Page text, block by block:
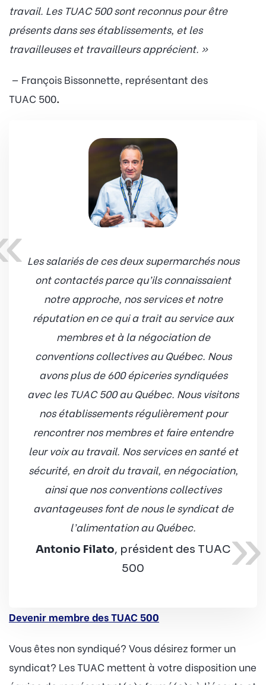
travail. Les TUAC 500 sont reconnus pour être
présents dans ses établissements, et les
travailleuses et travailleurs apprécient. »
— François Bissonnette, représentant des
TUAC 500.
»
Les salariés de ces deux supermarchés nous
ont contactés parce qu’ils connaissaient
notre approche, nos services et notre
réputation en ce qui a trait au service aux
membres et à la négociation de
conventions collectives au Québec. Nous
avons plus de 600 épiceries syndiquées
avec les TUAC 500 au Québec. Nous visitons
nos établissements régulièrement pour
rencontrer nos membres et faire entendre
leur voix au travail. Nos services en santé et
sécurité, en droit du travail, en négociation,
ainsi que nos conventions collectives
avantageuses font de nous le syndicat de
l’alimentation au Québec.
Antonio Filato, président des TUAC
500
Devenir membre des TUAC 500
Vous êtes non syndiqué? Vous désirez former un
syndicat? Les TUAC mettent à votre disposition une